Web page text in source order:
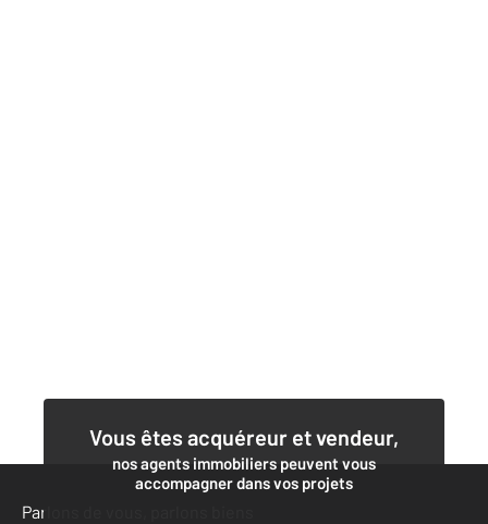
Vous êtes acquéreur et vendeur,
nos agents immobiliers peuvent vous
accompagner dans vos projets
Parlons de vous, parlons biens